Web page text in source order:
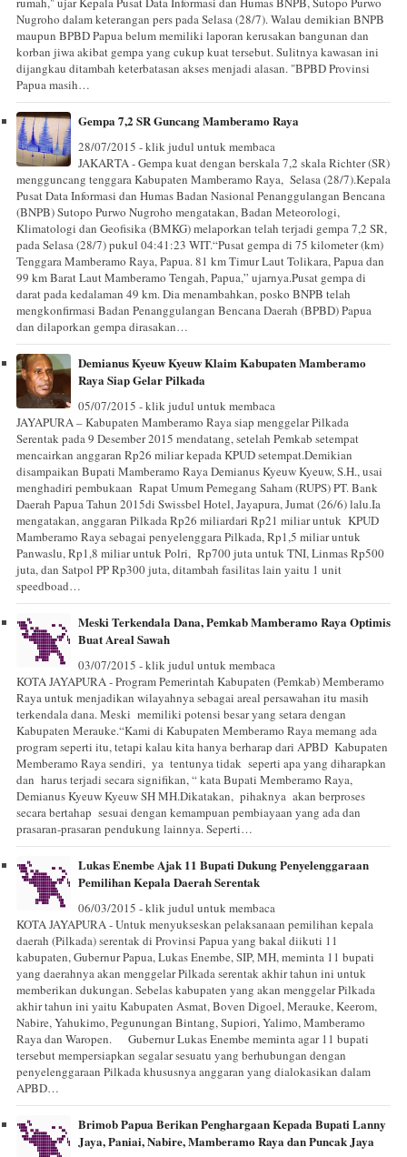
Nugroho dalam keterangan pers pada Selasa (28/7). Walau demikian BNPB
maupun BPBD Papua belum memiliki laporan kerusakan bangunan dan
korban jiwa akibat gempa yang cukup kuat tersebut. Sulitnya kawasan ini
dijangkau ditambah keterbatasan akses menjadi alasan. "BPBD Provinsi
Papua masih…
Gempa 7,2 SR Guncang Mamberamo Raya
28/07/2015 - klik judul untuk membaca
JAKARTA - Gempa kuat dengan berskala 7,2 skala Richter (SR)
mengguncang tenggara Kabupaten Mamberamo Raya, Selasa (28/7).Kepala
Pusat Data Informasi dan Humas Badan Nasional Penanggulangan Bencana
(BNPB) Sutopo Purwo Nugroho mengatakan, Badan Meteorologi,
Klimatologi dan Geofisika (BMKG) melaporkan telah terjadi gempa 7,2 SR,
pada Selasa (28/7) pukul 04:41:23 WIT.“Pusat gempa di 75 kilometer (km)
Tenggara Mamberamo Raya, Papua. 81 km Timur Laut Tolikara, Papua dan
99 km Barat Laut Mamberamo Tengah, Papua,” ujarnya.Pusat gempa di
darat pada kedalaman 49 km. Dia menambahkan, posko BNPB telah
mengkonfirmasi Badan Penanggulangan Bencana Daerah (BPBD) Papua
dan dilaporkan gempa dirasakan…
Demianus Kyeuw Kyeuw Klaim Kabupaten Mamberamo
Raya Siap Gelar Pilkada
05/07/2015 - klik judul untuk membaca
JAYAPURA – Kabupaten Mamberamo Raya siap menggelar Pilkada
Serentak pada 9 Desember 2015 mendatang, setelah Pemkab setempat
mencairkan anggaran Rp26 miliar kepada KPUD setempat.Demikian
disampaikan Bupati Mamberamo Raya Demianus Kyeuw Kyeuw, S.H., usai
menghadiri pembukaan Rapat Umum Pemegang Saham (RUPS) PT. Bank
Daerah Papua Tahun 2015di Swissbel Hotel, Jayapura, Jumat (26/6) lalu.Ia
mengatakan, anggaran Pilkada Rp26 miliardari Rp21 miliar untuk KPUD
Mamberamo Raya sebagai penyelenggara Pilkada, Rp1,5 miliar untuk
Panwaslu, Rp1,8 miliar untuk Polri, Rp700 juta untuk TNI, Linmas Rp500
juta, dan Satpol PP Rp300 juta, ditambah fasilitas lain yaitu 1 unit
speedboad…
Meski Terkendala Dana, Pemkab Mamberamo Raya Optimis
Buat Areal Sawah
03/07/2015 - klik judul untuk membaca
KOTA JAYAPURA - Program Pemerintah Kabupaten (Pemkab) Memberamo
Raya untuk menjadikan wilayahnya sebagai areal persawahan itu masih
terkendala dana. Meski memiliki potensi besar yang setara dengan
Kabupaten Merauke.“Kami di Kabupaten Memberamo Raya memang ada
program seperti itu, tetapi kalau kita hanya berharap dari APBD Kabupaten
Memberamo Raya sendiri, ya tentunya tidak seperti apa yang diharapkan
dan harus terjadi secara signifikan, “ kata Bupati Memberamo Raya,
Demianus Kyeuw Kyeuw SH MH.Dikatakan, pihaknya akan berproses
secara bertahap sesuai dengan kemampuan pembiayaan yang ada dan
prasaran-prasaran pendukung lainnya. Seperti…
Lukas Enembe Ajak 11 Bupati Dukung Penyelenggaraan
Pemilihan Kepala Daerah Serentak
06/03/2015 - klik judul untuk membaca
KOTA JAYAPURA - Untuk menyukseskan pelaksanaan pemilihan kepala
daerah (Pilkada) serentak di Provinsi Papua yang bakal diikuti 11
kabupaten, Gubernur Papua, Lukas Enembe, SIP, MH, meminta 11 bupati
yang daerahnya akan menggelar Pilkada serentak akhir tahun ini untuk
memberikan dukungan. Sebelas kabupaten yang akan menggelar Pilkada
akhir tahun ini yaitu Kabupaten Asmat, Boven Digoel, Merauke, Keerom,
Nabire, Yahukimo, Pegunungan Bintang, Supiori, Yalimo, Mamberamo
Raya dan Waropen. Gubernur Lukas Enembe meminta agar 11 bupati
tersebut mempersiapkan segalar sesuatu yang berhubungan dengan
penyelenggaraan Pilkada khususnya anggaran yang dialokasikan dalam
APBD…
Brimob Papua Berikan Penghargaan Kepada Bupati Lanny
Jaya, Paniai, Nabire, Mamberamo Raya dan Puncak Jaya